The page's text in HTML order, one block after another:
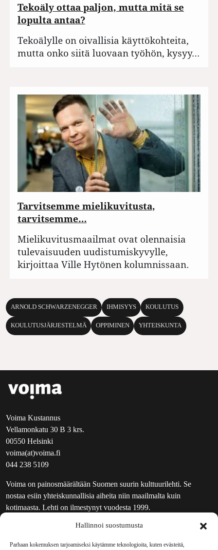
Hallinnoi suostumusta
Parhaan kokemuksen tarjoamiseksi käytämme teknologioita, kuten evästeitä,
Tekoäly ottaa paljon, mutta mitä se
lopulta antaa?
Tekoälylle on oivallisia käyttökohteita,
mutta onko siitä luovaan työhön, kysyy…
Tarvitsemme mielikuvitusta,
tarvitsemme…
Mielikuvitusmaailmat ovat olennaisia
tulevaisuuden uudistumiskyvylle,
kirjoittaa Ville Hytönen kolumnissaan.
ARNOLD SCHWARZENEGGER IHMISYYS KOULUTUS
KOULUTUSJÄRJESTELMÄ OPPIMINEN YHTEISKUNTA
Voima Kustannus
Vellamonkatu 30 B 3 krs.
00550 Helsinki
voima(at)voima.fi
044 238 5109
Voima on painosmäärältään Suomen suurin kulttuurilehti. Se
nostaa esiin yhteiskunnallisia aiheita niin maailmalta kuin
kotimaasta. Lehti on ilmestynyt vuodesta 1999.
UUTISKIRJE